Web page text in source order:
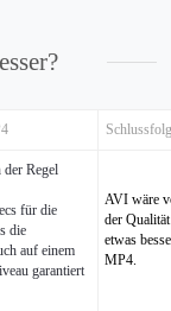
Regel
für die
die
auf einem
garantiert
AVI wäre
der
etwas
MP4.